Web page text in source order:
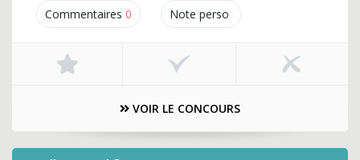
Commentaires 0 Note perso
VOIR LE CONCOURS